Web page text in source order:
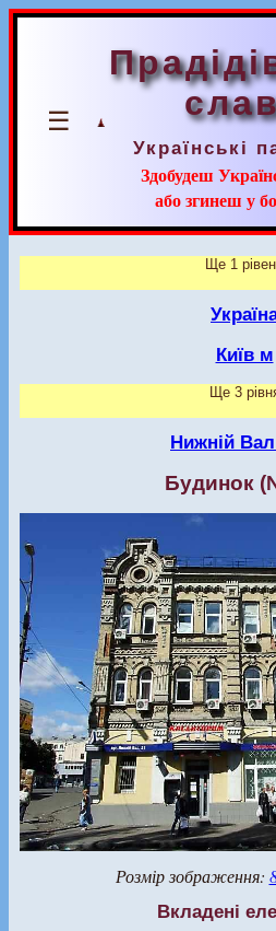
☰
Українські
Здобудеш
або згинеш у
Ще 1
Київ м
Ще 3
Нижній
Будинок
Розмір зображення:
Вкладені